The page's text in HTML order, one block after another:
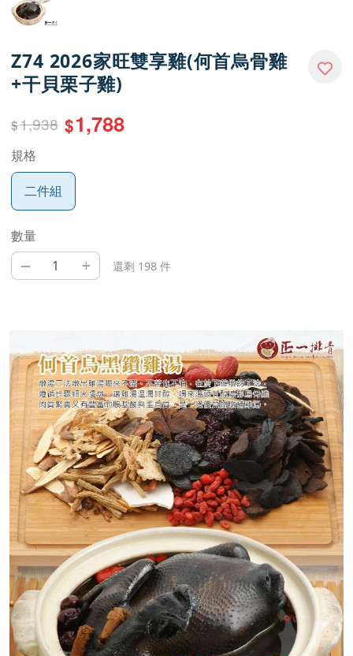
Z74 2026家旺雙享雞(何首烏骨雞
+干貝栗子雞)
$1,938 $1,788
規格
二件組
數量
– + 還剩 198 件